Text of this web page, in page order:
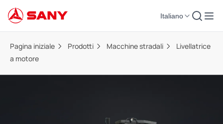
Italiano
Pagina iniziale Prodotti Macchine stradali
Livellatrice
a motore